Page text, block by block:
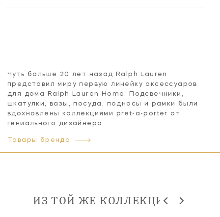
Чуть больше 20 лет назад Ralph Lauren
представил миру первую линейку аксессуаров
для дома Ralph Lauren Home. Подсвечники,
шкатулки, вазы, посуда, подносы и рамки были
вдохновлены коллекциями pret-a-porter от
гениального дизайнера.
Товары бренда
ИЗ ТОЙ ЖЕ КОЛЛЕКЦИИ